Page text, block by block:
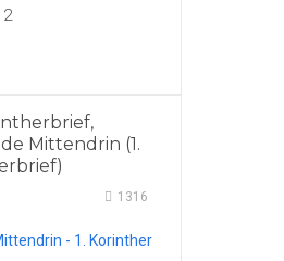
2
,
Mittendrin (1.
1316